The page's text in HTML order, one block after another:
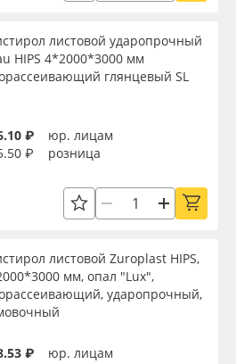
листовой ударопрочный
HIPS 4*2000*3000 мм
глянцевый SL
₽
юр. лицам
₽
розница
листовой Zuroplast HIPS,
мм, опал "Lux",
ударопрочный,
₽
юр. лицам